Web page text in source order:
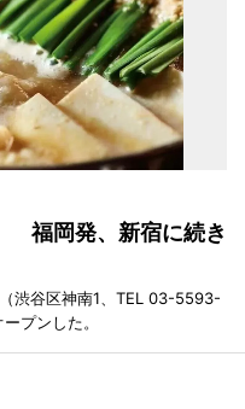
福岡発、新宿に続き
渋谷区神南1、TEL 03-5593-
プンした。